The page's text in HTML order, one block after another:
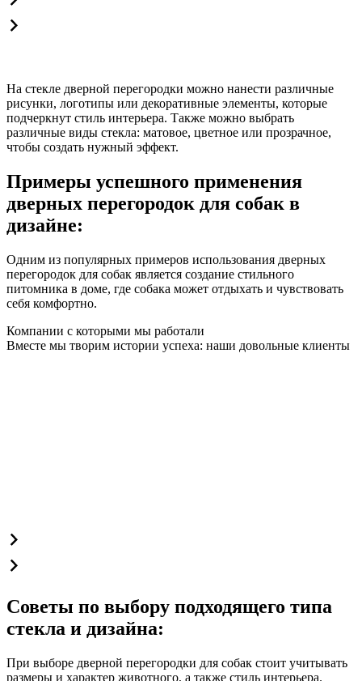
На стекле дверной перегородки можно нанести различные
рисунки, логотипы или декоративные элементы, которые
подчеркнут стиль интерьера. Также можно выбрать
различные виды стекла: матовое, цветное или прозрачное,
чтобы создать нужный эффект.
Примеры успешного применения
дверных перегородок для собак в
дизайне:
Одним из популярных примеров использования дверных
перегородок для собак является создание стильного
питомника в доме, где собака может отдыхать и чувствовать
себя комфортно.
Компании с которыми мы работали
Вместе мы творим истории успеха: наши довольные клиенты
Советы по выбору подходящего типа
стекла и дизайна:
При выборе дверной перегородки для собак стоит учитывать
размеры и характер животного, а также стиль интерьера.